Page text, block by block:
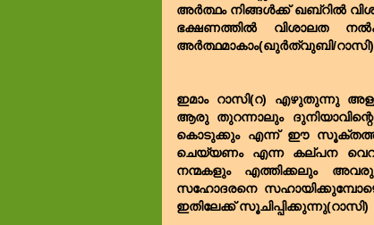
അർത്ഥം നിങ്ങൾക്ക് ഖബ്‌റിൽ
ഭക്ഷണത്തിൽ വിശാലത
അർത്ഥമാകാം(ഖുർത്വുബി/റാസി)
ഇമാം റാസി(റ) എഴുതുന്നു
ആരു തുറന്നാലും
കൊടുക്കും എന്ന് ഈ സൂക്തത്തിൽ
ചെയ്യണം എന്ന കല്പന വെറും
നന്മകളും എത്തിക്കലും
സഹോദരനെ
ഇതിലേക്ക് സൂചിപ്പിക്കുന്നു(റാസി)